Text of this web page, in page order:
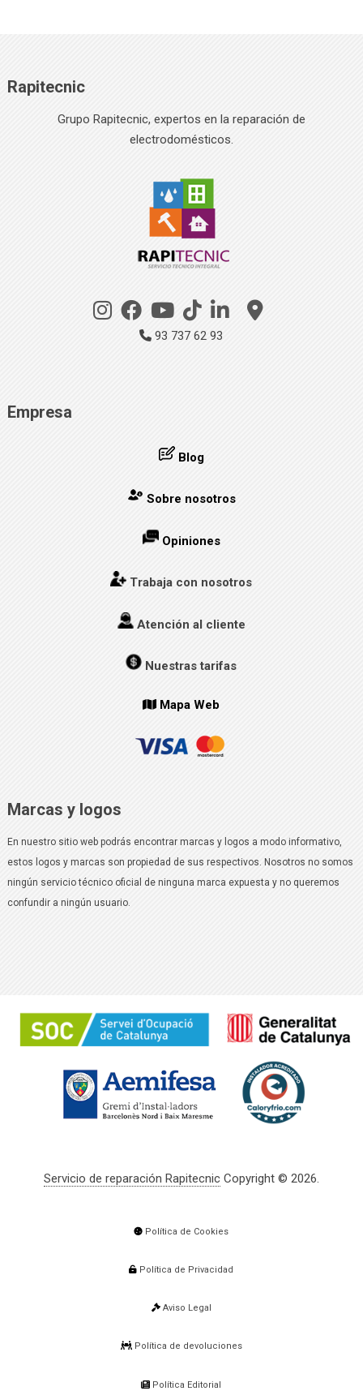
Rapitecnic
Grupo Rapitecnic, expertos en la reparación de
electrodomésticos.
93 737 62 93
Empresa
Blog
Sobre nosotros
Opiniones
Trabaja con nosotros
Atención al cliente
Nuestras tarifas
Mapa Web
Marcas y logos
En nuestro sitio web podrás encontrar marcas y logos a modo informativo,
estos logos y marcas son propiedad de sus respectivos. Nosotros no somos
ningún servicio técnico oficial de ninguna marca expuesta y no queremos
confundir a ningún usuario.
Servicio de reparación RapitecnicCopyright © 2026.
Política de Cookies
Política de Privacidad
Aviso Legal
Política de devoluciones
Política Editorial